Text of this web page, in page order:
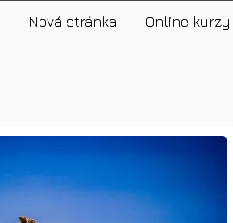
Nová stránka Online kurzy